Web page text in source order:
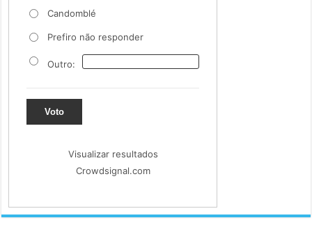
Candomblé
Prefiro não responder
Outro:
Voto
Visualizar resultados
Crowdsignal.com